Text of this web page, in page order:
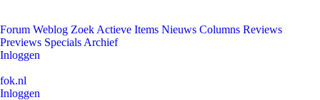
Forum Weblog Zoek Actieve Items Nieuws Columns Reviews
Previews Specials Archief
Inloggen
fok.nl
Inloggen